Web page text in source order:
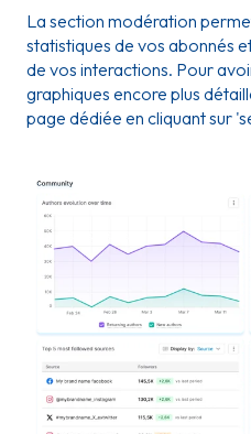
La section modération
statistiques de vos abonnés
de vos interactions. Pour
graphiques encore plus
page dédiée en cliquant sur